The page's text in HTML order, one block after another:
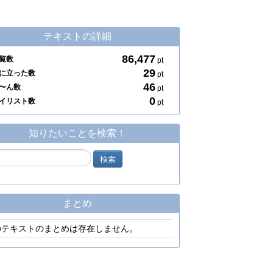
テキストの詳細
数 86,477 pt
立った数
29 pt
ん数
46 pt
リスト数
0 pt
知りたいことを検索！
まとめ
テキストのまとめは存在しません。